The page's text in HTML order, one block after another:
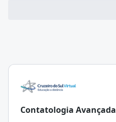
Contatologia Avançada